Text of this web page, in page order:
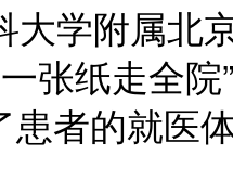
大学附属北
张纸走全
患者的就医